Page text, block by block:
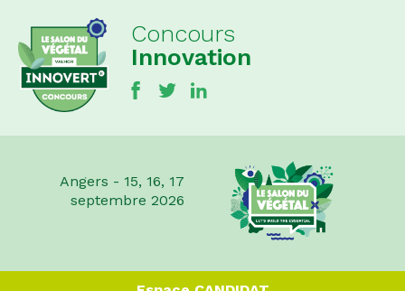
Angers - 15, 16, 17
septembre 2026
Concours
Innovation